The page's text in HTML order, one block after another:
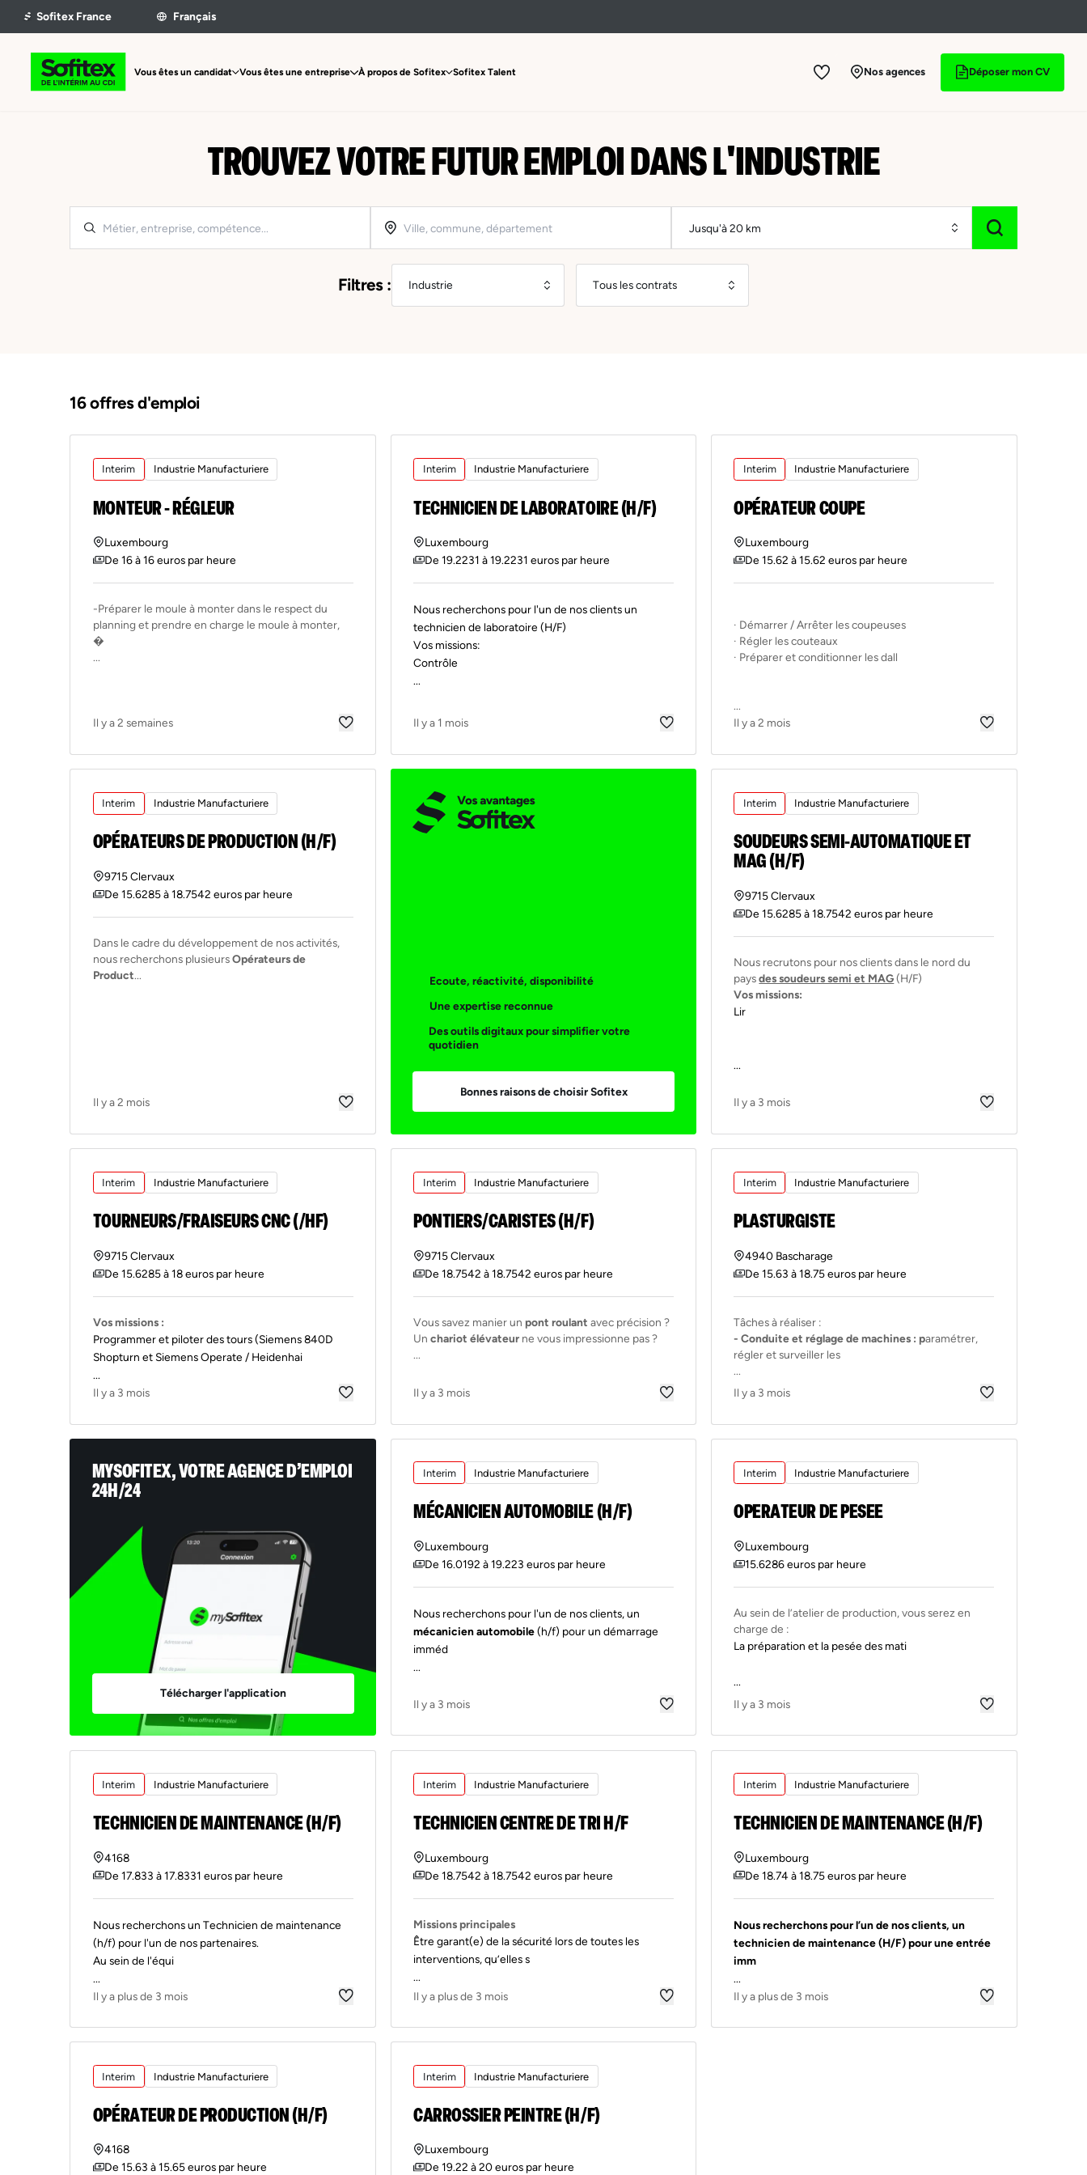
Vous êtes un candidat Vous êtes une entreprise À propos de Sofitex Sofitex Talent Nos agences Déposer mon CV
TROUVEZ VOTRE FUTUR EMPLOI DANS L'INDUSTRIE
Filtres :
16 offres d'emploi
Interim Industrie Manufacturiere
MONTEUR - RÉGLEUR
Luxembourg
De 16 à 16 euros par heure
-Préparer le moule à monter dans le respect du
planning et prendre en charge le moule à monter,
�
...
Il y a 2 semaines
Interim Industrie Manufacturiere
TECHNICIEN DE LABORATOIRE (H/F)
Luxembourg
De 19.2231 à 19.2231 euros par heure
Nous recherchons pour l'un de nos clients un
technicien de laboratoire (H/F)
Vos missions:
Contrôle
...
Il y a 1 mois
Interim Industrie Manufacturiere
OPÉRATEUR COUPE
Luxembourg
De 15.62 à 15.62 euros par heure
· Démarrer / Arrêter les coupeuses
· Régler les couteaux
· Préparer et conditionner les dall
...
Il y a 2 mois
Interim Industrie Manufacturiere
OPÉRATEURS DE PRODUCTION (H/F)
9715 Clervaux
De 15.6285 à 18.7542 euros par heure
Dans le cadre du développement de nos activités,
nous recherchons plusieursOpérateurs de
Product...
Il y a 2 mois
Ecoute, réactivité, disponibilité
Une expertise reconnue
Des outils digitaux pour simplifier votre
quotidien
Bonnes raisons de choisir Sofitex
Interim Industrie Manufacturiere
SOUDEURS SEMI-AUTOMATIQUE ET
MAG (H/F)
9715 Clervaux
De 15.6285 à 18.7542 euros par heure
Nous recrutons pour nos clients dans le nord du
paysdes soudeurs semi et MAG(H/F)
Vos missions:
Lir
...
Il y a 3 mois
Interim Industrie Manufacturiere
TOURNEURS/FRAISEURS CNC (/HF)
9715 Clervaux
De 15.6285 à 18 euros par heure
Vos missions :
Programmer et piloter des tours (Siemens 840D
Shopturn et Siemens Operate / Heidenhai
...
Il y a 3 mois
Interim Industrie Manufacturiere
PONTIERS/CARISTES (H/F)
9715 Clervaux
De 18.7542 à 18.7542 euros par heure
Vous savez manier un pont roulant avec précision ?
Unchariot élévateur ne vous impressionne pas ?
...
Il y a 3 mois
Interim Industrie Manufacturiere
PLASTURGISTE
4940 Bascharage
De 15.63 à 18.75 euros par heure
Tâches à réaliser :
- Conduite et réglage de machines : paramétrer,
régler et surveiller les
...
Il y a 3 mois
MYSOFITEX, VOTRE AGENCE D’EMPLOI
24H/24
Télécharger l'application
Interim Industrie Manufacturiere
MÉCANICIEN AUTOMOBILE (H/F)
Luxembourg
De 16.0192 à 19.223 euros par heure
Nous recherchons pour l'un de nos clients, un
mécanicien automobile(h/f) pour un démarrage
imméd
...
Il y a 3 mois
Interim Industrie Manufacturiere
OPERATEUR DE PESEE
Luxembourg
15.6286 euros par heure
Au sein de l’atelier de production, vous serez en
charge de :
La préparation et la pesée des mati
...
Il y a 3 mois
Interim Industrie Manufacturiere
TECHNICIEN DE MAINTENANCE (H/F)
4168
De 17.833 à 17.8331 euros par heure
Nous recherchons un Technicien de maintenance
(h/f) pour l'un de nos partenaires.
Au sein de l'équi
...
Il y a plus de 3 mois
Interim Industrie Manufacturiere
TECHNICIEN CENTRE DE TRI H/F
Luxembourg
De 18.7542 à 18.7542 euros par heure
Missions principales
Être garant(e) de la sécurité lors de toutes les
interventions, qu’elles s
...
Il y a plus de 3 mois
Interim Industrie Manufacturiere
TECHNICIEN DE MAINTENANCE (H/F)
Luxembourg
De 18.74 à 18.75 euros par heure
Nous recherchons pour l’un de nos clients, un
technicien de maintenance (H/F) pour une entrée
imm
...
Il y a plus de 3 mois
Interim Industrie Manufacturiere
OPÉRATEUR DE PRODUCTION (H/F)
4168
De 15.63 à 15.65 euros par heure
Interim Industrie Manufacturiere
CARROSSIER PEINTRE (H/F)
Luxembourg
De 19.22 à 20 euros par heure